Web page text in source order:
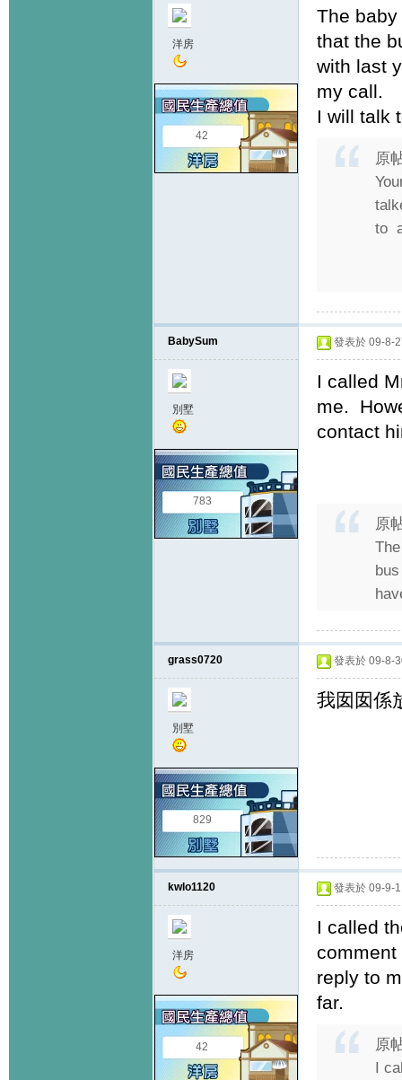
洋房
42
The
that the
with last
my call.
I will talk
原
to
BabySum
別墅
783
發表於 09-8-
I called
me.
contact
原
grass0720
別墅
829
發表於 09-8-
我囡囡係
kwlo1120
洋房
42
發表於 09-9-
I called
comment
reply to
far.
原
I